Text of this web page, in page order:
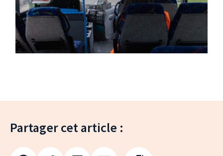
Partager cet article :